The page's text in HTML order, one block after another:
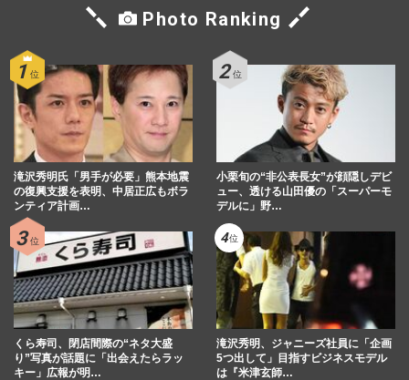
Photo Ranking
滝沢秀明氏「男手が必要」熊本地震
の復興支援を表明、中居正広もボラ
ンティア計画…
小栗旬の“非公表長女”が顔隠しデビ
ュー、透ける山田優の「スーパーモ
デルに」野…
くら寿司、閉店間際の“ネタ大盛
り”写真が話題に「出会えたらラッ
キー」広報が明…
滝沢秀明、ジャニーズ社員に「企画
5つ出して」目指すビジネスモデル
は『米津玄師…